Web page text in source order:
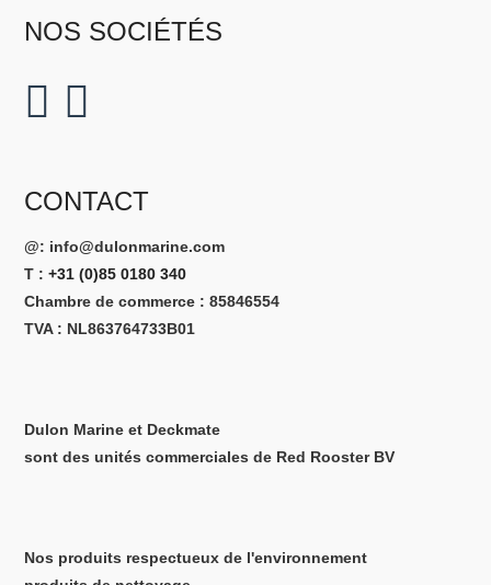
NOS SOCIÉTÉS
CONTACT
@: info@dulonmarine.com
T : +31 (0)85 0180 340
Chambre de commerce : 85846554
TVA : NL863764733B01
Dulon Marine et Deckmate
sont des unités commerciales de Red Rooster BV
Nos produits respectueux de l'environnement